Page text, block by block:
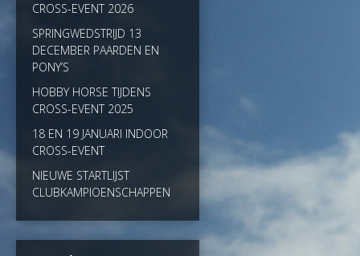
CROSS-EVENT 2026
SPRINGWEDSTRIJD 13
DECEMBER PAARDEN EN
PONY’S
HOBBY HORSE TIJDENS
CROSS-EVENT 2025
18 EN 19 JANUARI INDOOR
CROSS-EVENT
NIEUWE STARTLIJST
CLUBKAMPIOENSCHAPPEN